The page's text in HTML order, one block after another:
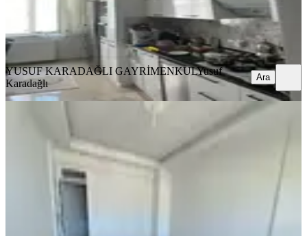
YUSUF KARADAĞLI GAYRİMENKULYusuf Karadağlı
Ara
YUSUF KARADAĞLI GAYRİMENKULYusuf
Karadağlı
Ara
Müdür Grup Emlak'tan Kiralık 3+1
Yeşilyurt, Yakınca Mahallesi
3+1
17.500 ₺